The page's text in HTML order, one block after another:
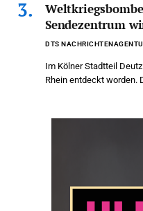
Sendezentrum
DTS
Im Kölner Stadtteil
Rhein entdeckt worden.